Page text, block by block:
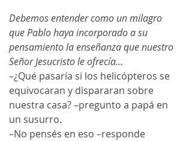
Debemos entender como un milagro
que Pablo haya incorporado a su
pensamiento la enseñanza que nuestro
Señor Jesucristo le ofrecía…
–¿Qué pasaría si los helicópteros se
equivocaran y dispararan sobre
nuestra casa? –pregunto a papá en
un susurro.
–No pensés en eso –responde